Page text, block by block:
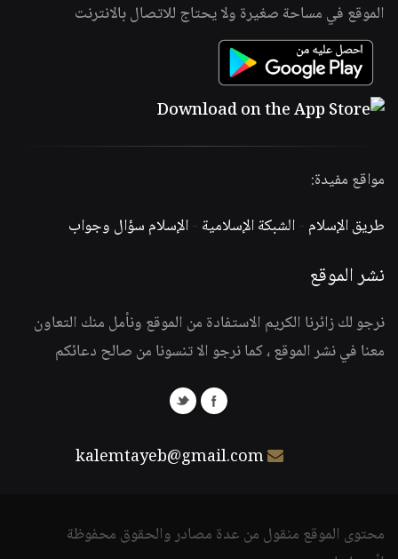
الموقع في مساحة صغيرة ولا يحتاج للاتصال بالانترنت
مواقع مفيدة:
طريق الإسلام -الشبكة الإسلامية -الإسلام سؤال وجواب
نشر الموقع
نرجو لك زائرنا الكريم الاستفادة من الموقع ونأمل منك التعاون
معنا في نشر الموقع ، كما نرجو الا تنسونا من صالح دعائكم
kalemtayeb@gmail.com
محتوى الموقع منقول من عدة مصادر والحقوق محفوظة